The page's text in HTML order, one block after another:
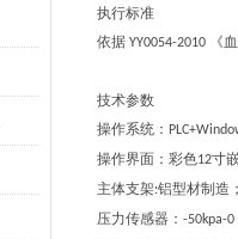
执行标准
依据 YY0054-2010 《
技术参数
操作系统：
操作界面：彩色12寸
主体支架:铝型材制造
压力传感器： -50kpa-0